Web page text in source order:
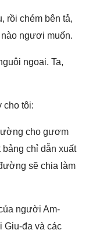
rồi chém bên tả,
ngươi muốn.
ngoai. Ta,
cho tôi:
cho gươm
bảng chỉ dẫn xuất
sẽ chia làm
người Am-
Giu-đa và các